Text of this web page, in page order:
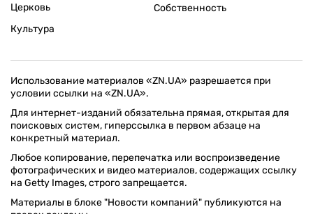
Церковь
Культура
Собственность
Использование материалов «ZN.UA» разрешается при
условии ссылки на «ZN.UA».
Для интернет-изданий обязательна прямая, открытая для
поисковых систем, гиперссылка в первом абзаце на
конкретный материал.
Любое копирование, перепечатка или воспроизведение
фотографических и видео материалов, содержащих ссылку
на Getty Images, строго запрещается.
Материалы в блоке "Новости компаний" публикуются на